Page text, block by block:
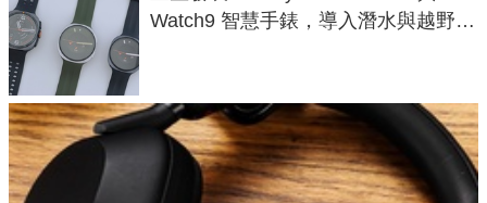
Watch9 智慧手錶，導入潛水與越野跑